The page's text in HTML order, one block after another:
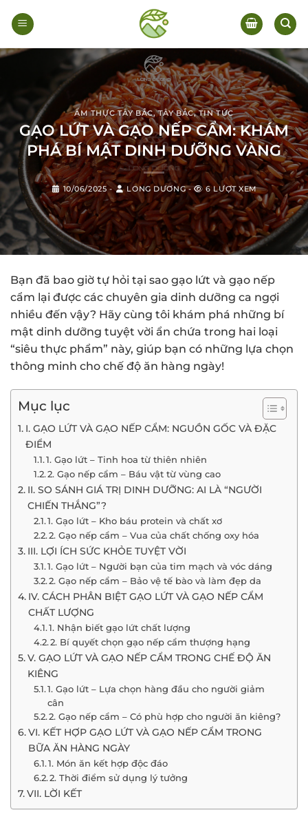
qua
dung
ẨM THỰC TÂY BẮC,TÂY BẮC,TIN TỨC
GẠO LỨT VÀ GẠO NẾP CẨM: KHÁM
PHÁ BÍ MẬT DINH DƯỠNG VÀNG
10/06/2025- LONG DƯƠNG- 6 LƯỢT XEM
Bạn đã bao giờ tự hỏi tại sao gạo lứt và gạo nếp
cẩm lại được các chuyên gia dinh dưỡng ca ngợi
nhiều đến vậy? Hãy cùng tôi khám phá những bí
mật dinh dưỡng tuyệt vời ẩn chứa trong hai loại
“siêu thực phẩm” này, giúp bạn có những lựa chọn
thông minh cho chế độ ăn hàng ngày!
Mục lục
I. GẠO LỨT VÀ GẠO NẾP CẨM: NGUỒN GỐC VÀ ĐẶC
ĐIỂM
1. Gạo lứt – Tinh hoa từ thiên nhiên
2. Gạo nếp cẩm – Báu vật từ vùng cao
II. SO SÁNH GIÁ TRỊ DINH DƯỠNG: AI LÀ “NGƯỜI
CHIẾN THẮNG”?
1. Gạo lứt – Kho báu protein và chất xơ
2. Gạo nếp cẩm – Vua của chất chống oxy hóa
III. LỢI ÍCH SỨC KHỎE TUYỆT VỜI
1. Gạo lứt – Người bạn của tim mạch và vóc dáng
2. Gạo nếp cẩm – Bảo vệ tế bào và làm đẹp da
IV. CÁCH PHÂN BIỆT GẠO LỨT VÀ GẠO NẾP CẨM
CHẤT LƯỢNG
1. Nhận biết gạo lứt chất lượng
2. Bí quyết chọn gạo nếp cẩm thượng hạng
V. GẠO LỨT VÀ GẠO NẾP CẨM TRONG CHẾ ĐỘ ĂN
KIÊNG
1. Gạo lứt – Lựa chọn hàng đầu cho người giảm
cân
2. Gạo nếp cẩm – Có phù hợp cho người ăn kiêng?
VI. KẾT HỢP GẠO LỨT VÀ GẠO NẾP CẨM TRONG
BỮA ĂN HÀNG NGÀY
1. Món ăn kết hợp độc đáo
2. Thời điểm sử dụng lý tưởng
VII. LỜI KẾT